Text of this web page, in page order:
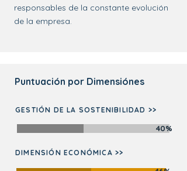
responsables de la constante evolución
de la empresa.
Puntuación por Dimensiónes
GESTIÓN DE LA SOSTENIBILIDAD >>
40%
DIMENSIÓN ECONÓMICA >>